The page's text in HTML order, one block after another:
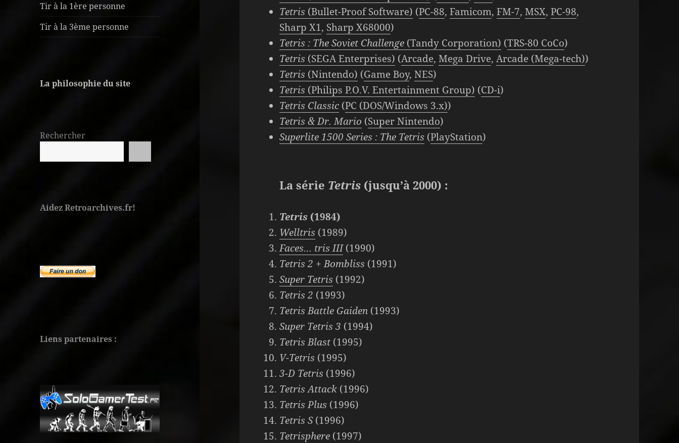
Tir à la 1ère personne
Tir à la 3ème personne
La philosophie du site
Rechercher
Aidez Retroarchives.fr!
Liens partenaires :
Tetris (Bullet-Proof Software) (PC-88,Famicom,FM-7,MSX,PC-98,
Sharp X1, Sharp X68000)
Tetris : The Soviet Challenge (Tandy Corporation) (TRS-80 CoCo)
Tetris (SEGA Enterprises) (Arcade,Mega Drive,Arcade (Mega-tech))
Tetris (Nintendo) (Game Boy,NES)
Tetris (Philips P.O.V. Entertainment Group) (CD-i)
Tetris Classic(PC (DOS/Windows 3.x))
Tetris & Dr. Mario (Super Nintendo)
Superlite 1500 Series : The Tetris (PlayStation)
La série Tetris (jusqu’à 2000) :
Tetris (1984)
Welltris (1989)
Faces… tris III(1990)
Tetris 2 + Bombliss (1991)
Super Tetris (1992)
Tetris 2 (1993)
Tetris Battle Gaiden (1993)
Super Tetris 3 (1994)
Tetris Blast (1995)
V-Tetris (1995)
3-D Tetris (1996)
Tetris Attack(1996)
Tetris Plus (1996)
Tetris S(1996)
Tetrisphere (1997)